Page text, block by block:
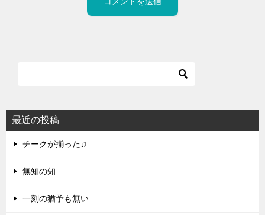
最近の投稿
チークが揃った♫
無知の知
一刻の猶予も無い